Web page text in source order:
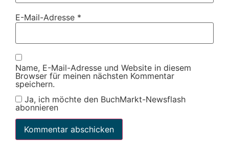
E-Mail-Adresse *
Name, E-Mail-Adresse und Website in diesem
Browser für meinen nächsten Kommentar
speichern.
Ja, ich möchte den BuchMarkt-Newsflash
abonnieren